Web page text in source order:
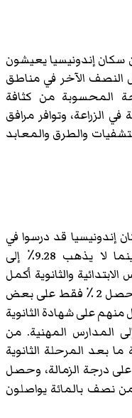
إلى أن حوالي 50٪ من سكان إندونيسيا يعيشون
النصف الآخر في مناطق
المحسوبة من كثافة
في الزراعة، وتوافر مرافق
والطرق والمعابد
أن 5.22٪ من سكان إندونيسيا قد درسوا في
مرحلة ما بعد المرحلة الثانوية، بينما لا يذهب 9.28٪ إلى
والثانوية أكمل
حوالي 30 ٪ تعليمهم الابتدائي بينما حصل 2 ٪ فقط على بعض
17٪ يحصل كل منهم على شهادة الثانوية
1.92 ٪ يذهبون إلى المدارس المهنية. من
بعد المرحلة الثانوية
على درجة الزمالة، وحصل
نصف بالمائة يواصلون